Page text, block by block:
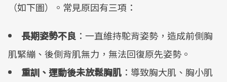
（如下圖）。常見原因有三項：
長期姿勢不良 ：一直維持駝背姿勢，造成前側胸
肌緊繃、後側背肌無力，無法回復原先姿勢。
重訓、運動後未放鬆胸肌 ：導致胸大肌、胸小肌